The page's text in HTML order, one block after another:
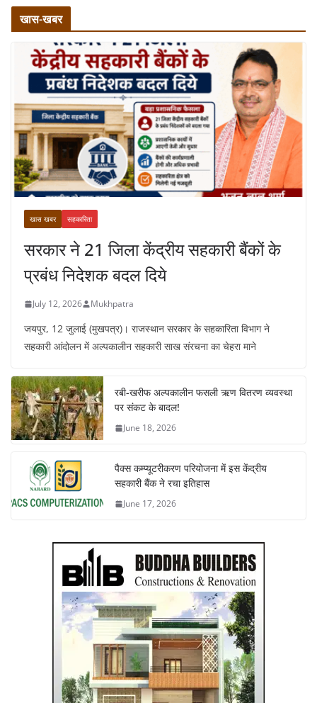
खास-खबर
खास खबर सहकारिता
सरकार ने 21 जिला केंद्रीय सहकारी बैंकों के
प्रबंध निदेशक बदल दिये
July 12, 2026 Mukhpatra
जयपुर, 12 जुलाई (मुखपत्र)। राजस्थान सरकार के सहकारिता विभाग ने
सहकारी आंदोलन में अल्पकालीन सहकारी साख संरचना का चेहरा माने
रबी-खरीफ अल्पकालीन फसली ऋण वितरण व्यवस्था
पर संकट के बादल!
June 18, 2026
पैक्स कम्प्यूटरीकरण परियोजना में इस केंद्रीय
सहकारी बैंक ने रचा इतिहास
June 17, 2026